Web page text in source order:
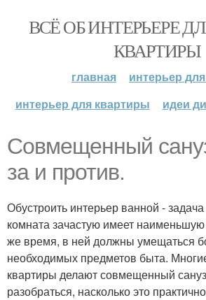
ВСЁ ОБ ИНТЕРЬЕРЕ
КВАРТИРЫ
главная
интерьер
интерьер для квартиры
идеи
Совмещенный
за и против.
Обустроить интерьер ванной -
комната зачастую имеет
же время, в ней должны умещаться
необходимых предметов быта.
квартиры делают совмещенный
разобраться, насколько это